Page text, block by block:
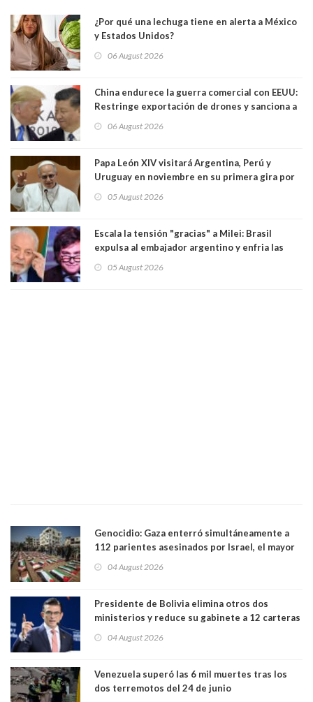
¿Por qué una lechuga tiene en alerta a México
y Estados Unidos?
06 August 2026
China endurece la guerra comercial con EEUU:
Restringe exportación de drones y sanciona a
06 August 2026
Papa León XIV visitará Argentina, Perú y
Uruguay en noviembre en su primera gira por
05 August 2026
Escala la tensión "gracias" a Milei: Brasil
expulsa al embajador argentino y enfria las
trasandino
05 August 2026
Genocidio: Gaza enterró simultáneamente a
112 parientes asesinados por Israel, el mayor
muertos figuran 44 niños y nueve ancianos
04 August 2026
Presidente de Bolivia elimina otros dos
ministerios y reduce su gabinete a 12 carteras
04 August 2026
Venezuela superó las 6 mil muertes tras los
dos terremotos del 24 de junio